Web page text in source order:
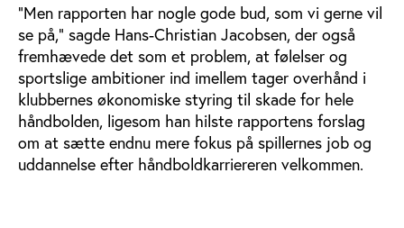
"Men rapporten har nogle gode bud, som vi gerne vil
se på," sagde Hans-Christian Jacobsen, der også
fremhævede det som et problem, at følelser og
sportslige ambitioner ind imellem tager overhånd i
klubbernes økonomiske styring til skade for hele
håndbolden, ligesom han hilste rapportens forslag
om at sætte endnu mere fokus på spillernes job og
uddannelse efter håndboldkarriereren velkommen.